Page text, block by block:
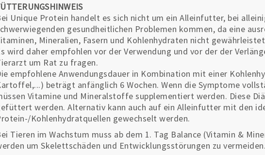
Unique Protein handelt es sich nicht um ein Alleinfutter, bei
gesundheitlichen Problemen kommen, da eine
Mineralien, Fasern und Kohlenhydraten nicht
wird daher empfohlen vor der Verwendung und vor der der
um Rat zu fragen.
empfohlene Anwendungsdauer in Kombination mit einer
beträgt anfänglich 6 Wochen. Wenn die Symptome
Vitamine und Mineralstoffe supplementiert werden. Diese
werden. Alternativ kann auch auf ein Alleinfutter mit den
Kohlenhydratquellen gewechselt werden.
Tieren im Wachstum muss ab dem 1. Tag Balance (Vitamin &
um Skelettschäden und Entwicklungsstörungen zu vermeiden.